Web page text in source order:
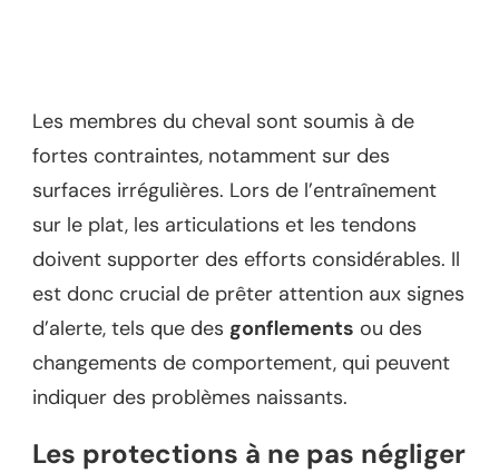
Les membres du cheval sont soumis à de
fortes contraintes, notamment sur des
surfaces irrégulières. Lors de l’entraînement
sur le plat, les articulations et les tendons
doivent supporter des efforts considérables. Il
est donc crucial de prêter attention aux signes
d’alerte, tels que des gonflements ou des
changements de comportement, qui peuvent
indiquer des problèmes naissants.
Les protections à ne pas négliger